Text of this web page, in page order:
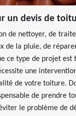
un devis de
de nettoyer, de
de la pluie, de
ce type de projet est
une
de votre toiture.
de prendre
le problème de